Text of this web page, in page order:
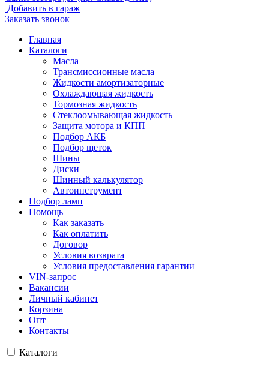
Добавить в гараж
Заказать звонок
Главная
Каталоги
Масла
Трансмиссионные масла
Жидкости амортизаторные
Охлаждающая жидкость
Тормозная жидкость
Стеклоомывающая жидкость
Защита мотора и КПП
Подбор АКБ
Подбор щеток
Шины
Диски
Шинный калькулятор
Автоинструмент
Подбор ламп
Помощь
Как заказать
Как оплатить
Договор
Условия возврата
Условия предоставления гарантии
VIN-запрос
Вакансии
Личный кабинет
Корзина
Опт
Контакты
Каталоги